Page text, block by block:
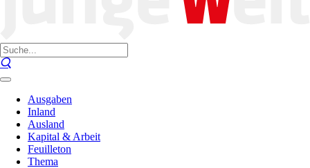
Ausgaben
Inland
Ausland
Kapital & Arbeit
Feuilleton
Thema